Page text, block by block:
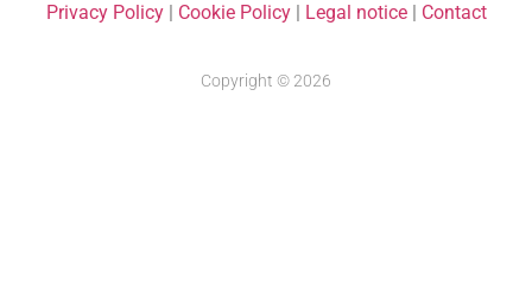
Privacy Policy| Cookie Policy| Legal notice| Contact
Copyright © 2026